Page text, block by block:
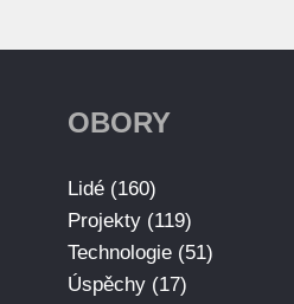
OBORY
Lidé (160)
Projekty (119)
Technologie (51)
Úspěchy (17)